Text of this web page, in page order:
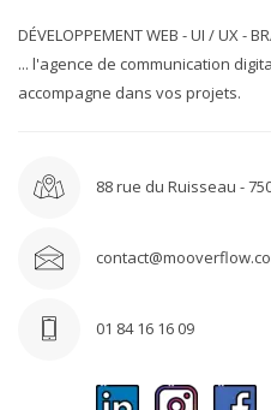
DÉVELOPPEMENT WEB - UI / UX -
... l'agence de communication
accompagne dans vos projets.
88 rue du Ruisseau -
01 84 16 16 09